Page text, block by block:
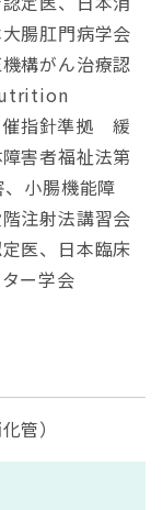
腸肛門病学会
構がん治療認
指針準拠 緩
害者福祉法第
小腸機能障
注射法講習会
医、日本臨床
ー学会
管）